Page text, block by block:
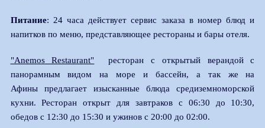
Питание: 24 часа действует сервис заказа в номер блюд и
напитков по меню, представляющее рестораны и бары отеля.
"Anemos Restaurant" ресторан c открытый верандой c
панорамным видом на море и бассейн, а так же на
Афины предлагает изысканные блюда средиземноморской
кухни. Ресторан открыт для завтраков c 06:30 до 10:30,
обедов с 12:30 до 15:30 и ужинов с 20:00 до 02:00.